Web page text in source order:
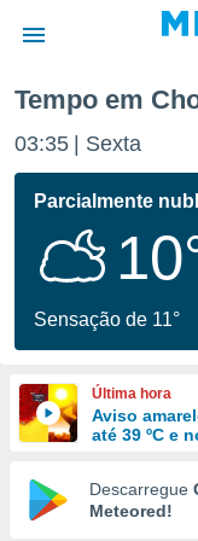
da
foi
fornecidas
a este
das
e
forma
digital
Tempo em
03:35 Sexta
Parcialmente
Sensação de 11°
Última hora
Aviso
até 39 ºC e
Descarregue
Meteored!